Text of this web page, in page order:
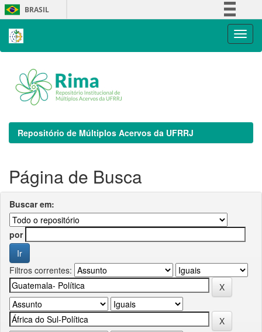
Skip
navigation
BRASIL
Repositório de Múltiplos Acervos da UFRRJ
Página de Busca
Buscar em:
por
Filtros correntes: